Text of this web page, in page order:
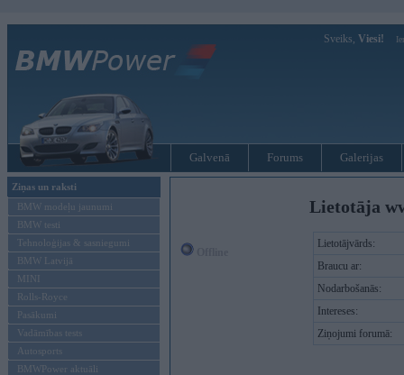
Sveiks, Viesi!
Galvenā Forums Galerijas
Ziņas un raksti
BMW modeļu jaunumi
BMW testi
Tehnoloģijas & sasniegumi
BMW Latvijā
MINI
Rolls-Royce
Pasākumi
Vadāmības tests
Autosports
BMWPower aktuāli
Lietotāja
Lietotājvārds:
Braucu ar:
Nodarbošanās:
Intereses:
Ziņojumi forumā: